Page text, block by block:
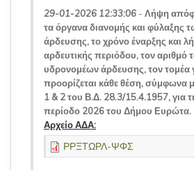
29-01-2026 12:33:06 - Λήψη
τα όργανα διανομής και φύλαξης
άρδευσης, το χρόνο έναρξης και
αρδευτικής περιόδου, τον αριθμό
υδρονομέων άρδευσης, τον τομέα
προορίζεται κάθε θέση, σύμφωνα
1 & 2 του Β.Δ. 28.3/15.4.1957, για
περίοδο 2026 του Δήμου Ευρώτα.
Αρχείο ΑΔΑ:
ΡΡΞΤΩΡΛ-ΨΦΣ